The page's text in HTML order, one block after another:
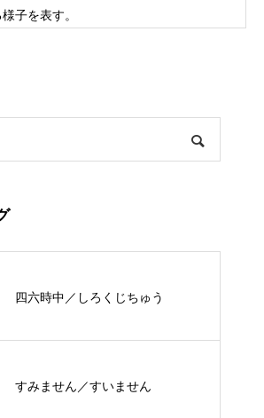
子を表す。
四六時中／しろくじちゅう
すみません／すいません